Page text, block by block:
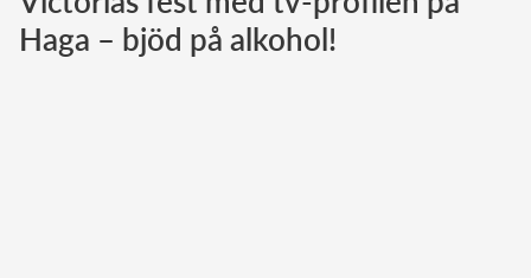
Norska kungahuset
Haga – bjöd på alkohol!